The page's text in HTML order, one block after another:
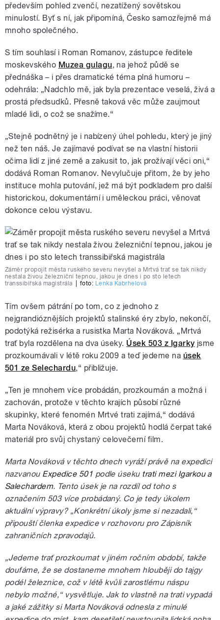
především pohled zvenčí, nezatížený sovětskou
minulostí. Byť s ní, jak připomíná, Česko samozřejmě má
mnoho společného.
S tím souhlasí i Roman Romanov, zástupce ředitele
moskevského Muzea gulagu, na jehož půdě se
přednáška – i přes dramatické téma plná humoru –
odehrála: „Nadchlo mě, jak byla prezentace veselá, živá a
prostá předsudků. Přesně taková věc může zaujmout
mladé lidi, o což se snažíme.“
„Stejně podnětný je i nabízený úhel pohledu, který je jiný
než ten náš. Je zajímavé podívat se na vlastní historii
očima lidí z jiné země a zakusit to, jak prožívají věci oni,“
dodává Roman Romanov. Nevylučuje přitom, že by jeho
instituce mohla putování, jež má být podkladem pro další
historickou, dokumentární i uměleckou práci, věnovat
dokonce celou výstavu.
Záměr propojit města ruského severu nevyšel a Mrtvá trať se tak nikdy
nestala živou železniční tepnou, jakou je dnes i po sto letech
transsibiřská magistrála
foto: Lenka Kabrhelová
Tím ovšem pátrání po tom, co z jednoho z
nejgrandióznějších projektů stalinské éry zbylo, nekončí,
podotýká režisérka a rusistka Marta Nováková. „Mrtvá
trať byla rozdělena na dva úseky. Úsek 503 z Igarky jsme
prozkoumávali v létě roku 2009 a teď jedeme na úsek
501 ze Selechardu,“ přibližuje.
„Ten je mnohem více probádán, prozkoumán a možná i
zachován, protože v těchto krajích působí různé
skupinky, které fenomén Mrtvé trati zajímá,“ dodává
Marta Nováková, která z obou projektů hodlá čerpat také
materiál pro svůj chystaný celovečerní film.
Marta Nováková v těchto dnech vyrážíprávě na expedici
nazvanou Expedice 501 podle úseku trati mezi Igarkou a
Salechardem. Tento úsek je na rozdíl od toho s
označením 503 více probádaný. Co je tedy úkolem
aktuální výpravy? „Konkrétní úkoly jsme si nezadali,“
připouští členka expedice v rozhovoru pro Zápisník
zahraničních zpravodajů.
„Jedeme trať prozkoumat v jiném ročním období, takže
doufáme, že se dostaneme mnohem hlouběji do tajgy
podél železnice, což v létě kvůli zarostlému náspu
nebylo možné,“ vysvětluje. Jak to vlastně na trati vypadá
a jaké zážitky si Marta Nováková odnesla z minulé